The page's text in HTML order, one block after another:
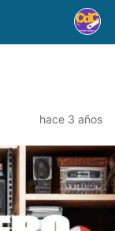
hace 3 años